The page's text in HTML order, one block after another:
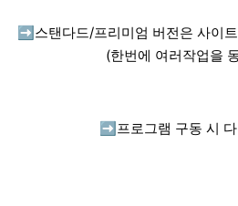
➡️ 스탠다드/프리미엄 버전은 사이
(한번에 여러작업을
➡️ 프로그램 구동 시